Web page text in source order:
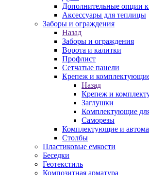
Дополнительные опции
Аксессуары для теплицы
Заборы и ограждения
Назад
Заборы и ограждения
Ворота и калитки
Профлист
Сетчатые панели
Крепеж и комплектующие
Назад
Крепеж и
Заглушки
Комплектующие
Саморезы
Комплектующие и
Столбы
Пластиковые емкости
Беседки
Геотекстиль
Композитная арматура